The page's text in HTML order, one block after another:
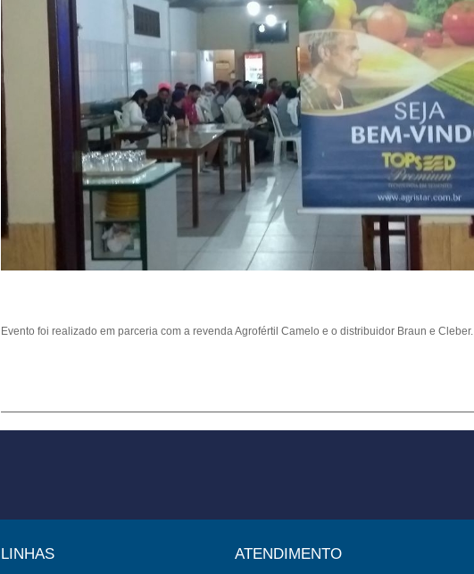
Evento foi realizado em parceria com a revenda Agrofértil Camelo e o distribuidor Braun e Cleber.
LINHAS ATENDIMENTO